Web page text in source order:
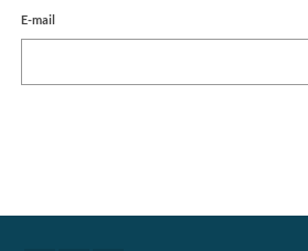
E-mail